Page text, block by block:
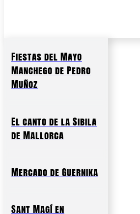
Fiestas del Mayo
Manchego de Pedro
Muñoz
El canto de la Sibila
de Mallorca
Mercado de Guernika
Sant Magí en